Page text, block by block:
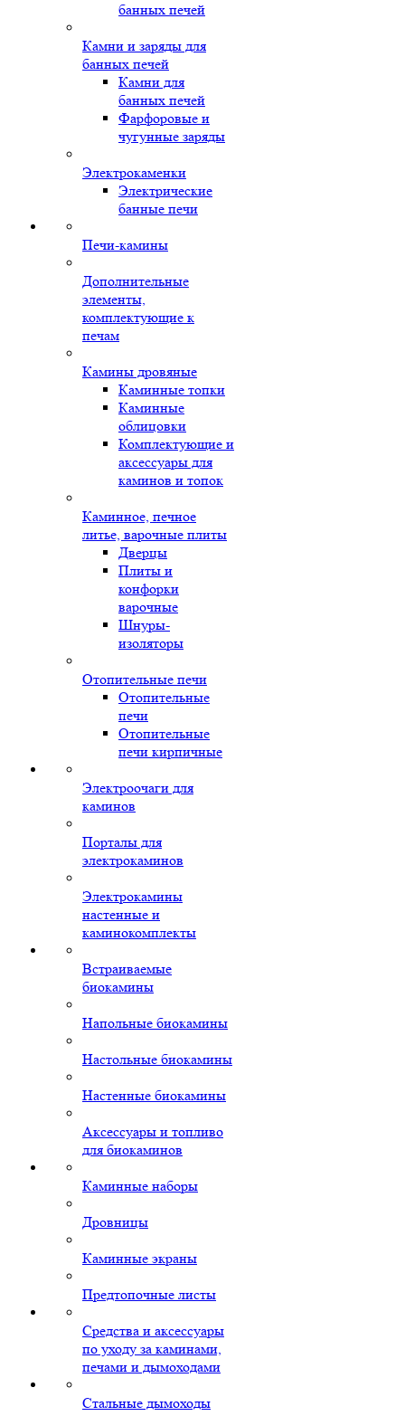
банных печей
Камни и заряды для
банных печей
Камни для
банных печей
Фарфоровые и
чугунные заряды
Электрокаменки
Электрические
банные печи
Печи-камины
Дополнительные
элементы,
комплектующие к
печам
Камины дровяные
Каминные топки
Каминные
облицовки
Комплектующие и
аксессуары для
каминов и топок
Каминное, печное
литье, варочные плиты
Дверцы
Плиты и
конфорки
варочные
Шнуры-
изоляторы
Отопительные печи
Отопительные
печи
Отопительные
печи кирпичные
Электроочаги для
каминов
Порталы для
электрокаминов
Электрокамины
настенные и
каминокомплекты
Встраиваемые
биокамины
Напольные биокамины
Настольные биокамины
Настенные биокамины
Аксессуары и топливо
для биокаминов
Каминные наборы
Дровницы
Каминные экраны
Предтопочные листы
Средства и аксессуары
по уходу за каминами,
печами и дымоходами
Стальные дымоходы